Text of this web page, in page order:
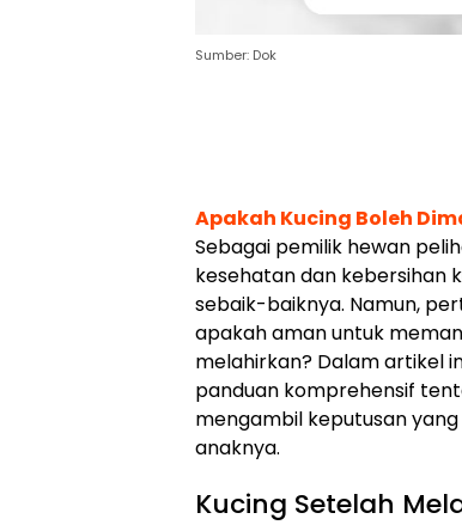
Sumber: Dok
Apakah Kucing Boleh
Sebagai pemilik hewan
kesehatan dan kebersihan
sebaik-baiknya. Namun,
apakah aman untuk
melahirkan? Dalam artikel
panduan komprehensif
mengambil keputusan
anaknya.
Kucing Setelah